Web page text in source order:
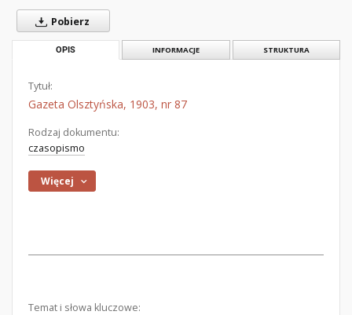
Pobierz
OPIS INFORMACJE STRUKTURA
Tytuł:
Gazeta Olsztyńska, 1903, nr 87
Rodzaj dokumentu:
czasopismo
Więcej
Temat i słowa kluczowe: